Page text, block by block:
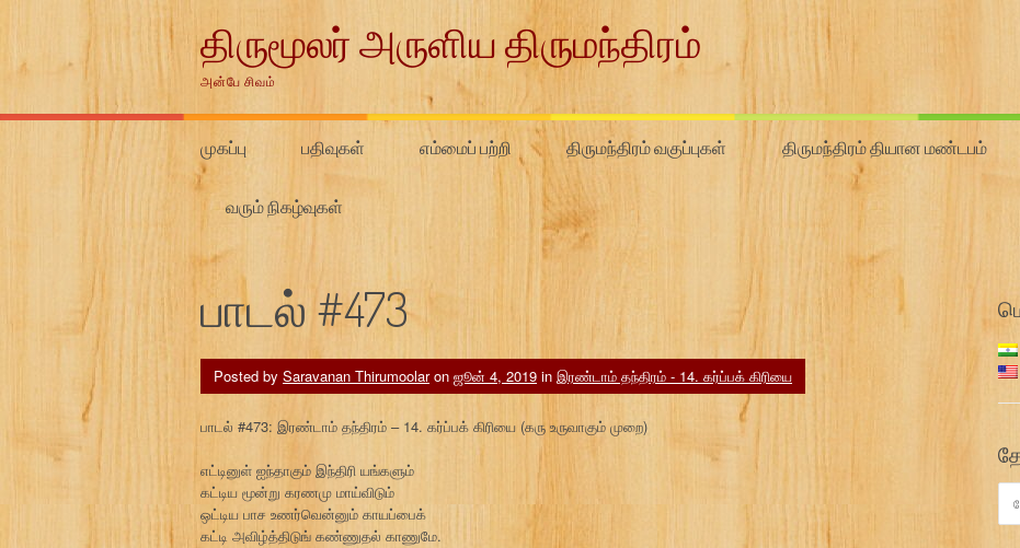
திருமூலர் அருளிய திருமந்திரம்
அன்பே சிவம்
முகப்பு பதிவுகள் எம்மைப் பற்றி திருமந்திரம் வகுப்புகள் திருமந்திரம் தியான மண்டபம்
வரும் நிகழ்வுகள்
பாடல் #473
Posted by Saravanan Thirumoolaron ஜூன் 4, 2019 in இரண்டாம் தந்திரம் - 14. கர்ப்பக் கிரியை
பாடல் #473: இரண்டாம் தந்திரம் – 14. கர்ப்பக் கிரியை (கரு உருவாகும் முறை)
எட்டினுள் ஐந்தாகும் இந்திரி யங்களும்
கட்டிய மூன்று கரணமு மாய்விடும்
ஒட்டிய பாச உணர்வென்னும் காயப்பைக்
கட்டி அவிழ்த்திடுங் கண்ணுதல் காணுமே.